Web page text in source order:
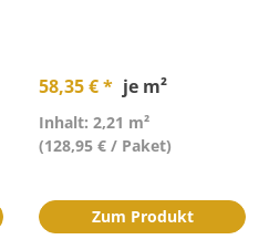
58,35 € * je m²
Inhalt: 2,21 m²
(128,95 € / Paket)
Zum Produkt